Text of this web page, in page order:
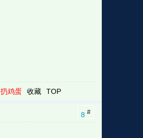
扔鸡蛋 收藏 TOP
8 #